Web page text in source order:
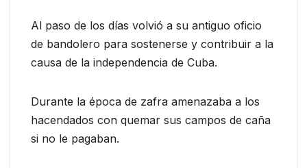
Al paso de los días volvió a su antiguo oficio
de bandolero para sostenerse y contribuir a la
causa de la independencia de Cuba.
Durante la época de zafra amenazaba a los
hacendados con quemar sus campos de caña
si no le pagaban.